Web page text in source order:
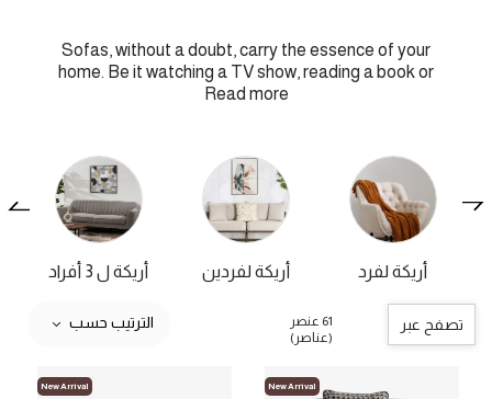
Sofas, without a doubt, carry the essence of your
home. Be it watching a TV show, reading a book or
Read more
أريكة لفرد أريكة لفردين أريكة ل 3 أفراد
تصفح عبر
61 عنصر
(عناصر)
الترتيب حسب
New Arrival
New Arrival